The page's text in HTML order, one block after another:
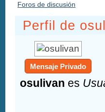
Foros de discusión
Perfil de
Mensaje Privado
osulivan es